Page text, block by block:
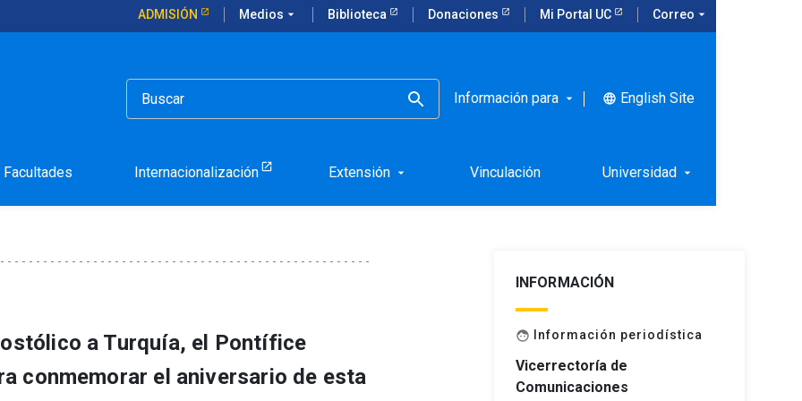
ADMISIÓN Medios arrow_drop_down Biblioteca Donaciones Mi Portal UC Correo arrow_drop_down
Información para arrow_drop_down language English Site
Facultades Internacionalización Extensión arrow_drop_down Vinculación Universidad arrow_drop_down
Carta apostólica sobre el Concilio
a Turquía, el Pontífice
conmemorar el aniversario de esta
INFORMACIÓN
face Información periodística
Vicerrectoría de
Comunicaciones